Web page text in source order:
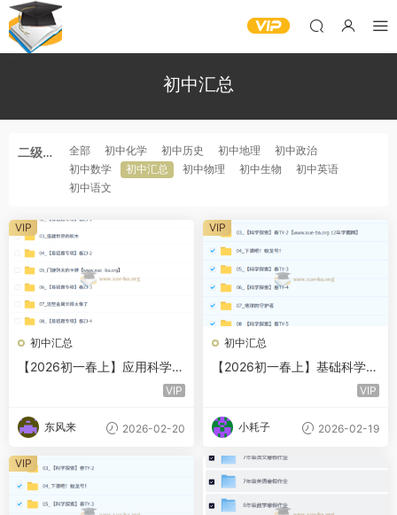
初中汇总
二级分
全部 初中化学 初中历史 初中地理
初中政治
初中数学
初中汇总 初中物理 初中生物
初中英语
初中语文
初中汇总
【2026初一春上】应用科学自
VIP
东风来 2026-02-20
VIP
初中汇总
【2026初一春上】基础科学自
主学习·TY（三期）-陈肖宇VIP
小耗子 2026-02-19
VIP
VIP